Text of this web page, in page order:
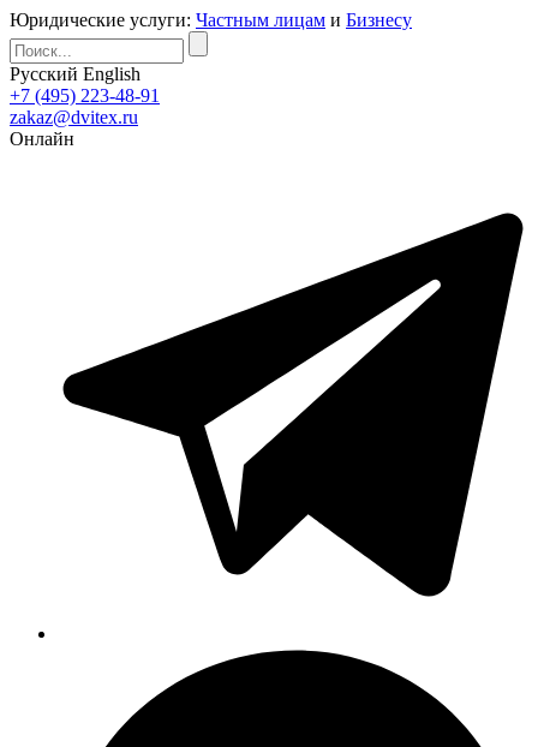
Юридические услуги: Частным лицам и Бизнесу
Русский English
+7 (495) 223-48-91
zakaz@dvitex.ru
Онлайн